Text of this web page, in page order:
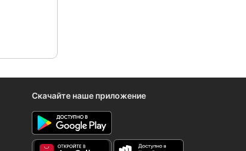
Скачайте наше приложение